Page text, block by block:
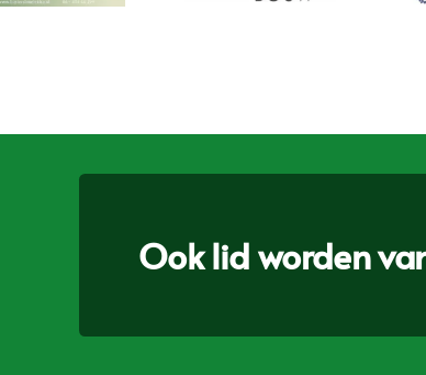
Ook lid worden